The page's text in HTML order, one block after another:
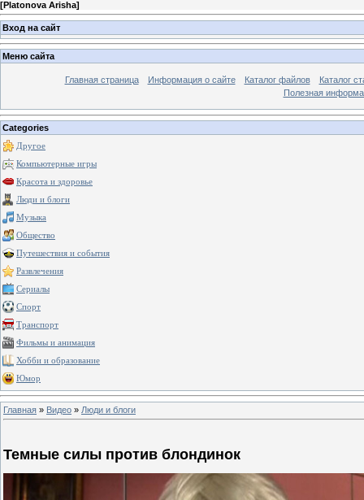
[Platonova Arisha]
Вход на сайт
Меню сайта
Главная страница Информация о сайте Каталог файлов
Каталог
Полезная
Categories
Другое
Компьютерные игры
Красота и здоровье
Люди и блоги
Музыка
Общество
Путешествия и события
Развлечения
Сериалы
Спорт
Транспорт
Фильмы и анимация
Хобби и образование
Юмор
Главная » Видео » Люди и блоги
Темные силы против блондинок